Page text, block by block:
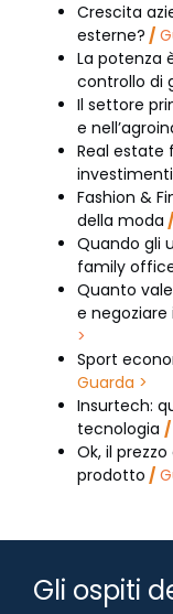
Crescita
esterne? /
La potenza
controllo di
Il settore
e
Real estate
Fashion &
della moda /
Quando gli
family
Quanto
e negoziare
>
Sport
Guarda >
Insurtech:
tecnologia /
Ok, il
prodotto /
Gli ospiti